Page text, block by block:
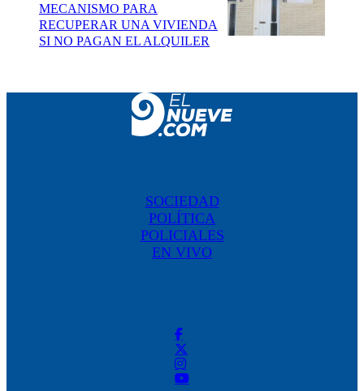
MECANISMO PARA
RECUPERAR UNA VIVIENDA
SI NO PAGAN EL ALQUILER
SOCIEDAD
POLÍTICA
POLICIALES
EN VIVO